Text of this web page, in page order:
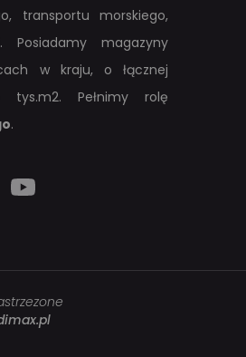
transportu morskiego,
Posiadamy magazyny
w kraju, o łącznej
tys.m2. Pełnimy rolę
.